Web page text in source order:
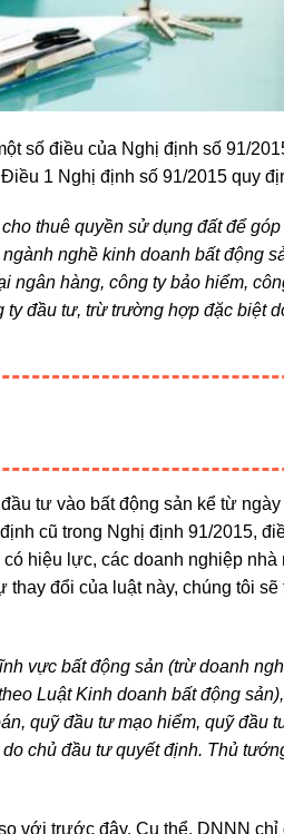
số điều của Nghị định số 91/
1 Nghị định số 91/2015 quy
thuê quyền sử dụng đất để
nghề kinh doanh bất động
ngân hàng, công ty bảo hiểm,
đầu tư, trừ trường hợp đặc biệt
tư vào bất động sản kể từ ngày
cũ trong Nghị định 91/2015,
hiệu lực, các doanh nghiệp
đổi của luật này, chúng tôi sẽ
vực bất động sản (trừ doanh
Luật Kinh doanh bất động
quỹ đầu tư mạo hiểm, quỹ đầu
chủ đầu tư quyết định. Thủ
với trước đây. Cụ thể, DNNN